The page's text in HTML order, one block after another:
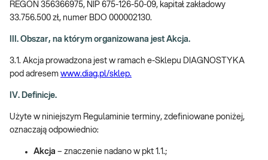
REGON 356366975, NIP 675-126-50-09, kapitał zakładowy
33.756.500 zł, numer BDO 000002130.
III. Obszar, na którym organizowana jest Akcja.
3.1. Akcja prowadzona jest w ramach e-Sklepu DIAGNOSTYKA
pod adresem www.diag.pl/sklep.
IV. Definicje.
Użyte w niniejszym Regulaminie terminy, zdefiniowane poniżej,
oznaczają odpowiednio:
Akcja – znaczenie nadano w pkt 1.1.;